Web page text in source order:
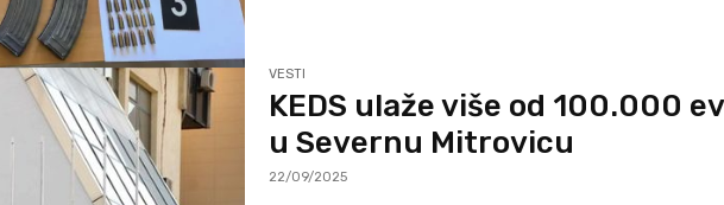
VESTI
KEDS ulaže više od 100.000
u Severnu Mitrovicu
22/09/2025